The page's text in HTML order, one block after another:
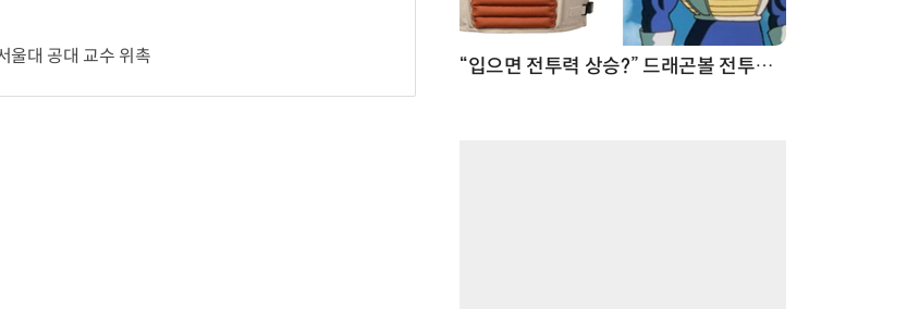
울대 공대 교수 위촉
“계속 쫓아왔다”…도망치던 우크라 민간인 공격한 러 자폭 드론 “입으면 전투력 상승?” 드래곤볼 전투복 닮은 중량조끼